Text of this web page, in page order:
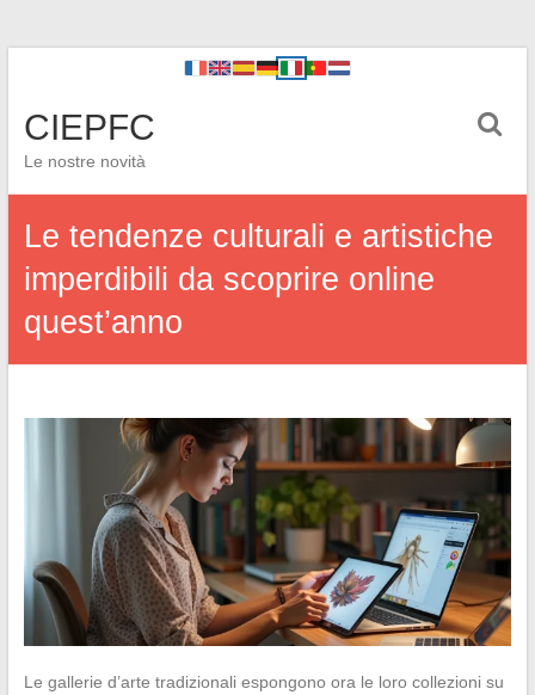
CIEPFC
Le nostre novità
Le tendenze culturali e artistiche
imperdibili da scoprire online
quest’anno
Le gallerie d’arte tradizionali espongono ora le loro collezioni su